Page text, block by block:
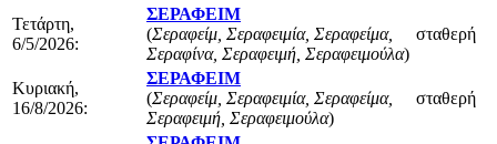
Τετάρτη,
6/5/2026:
ΣΕΡΑΦΕΙΜ
(Σεραφείμ, Σεραφειμία, Σεραφείμα,
Σεραφίνα, Σεραφειμή, Σεραφειμούλα)
σταθερή
Κυριακή,
16/8/2026:
ΣΕΡΑΦΕΙΜ
(Σεραφείμ, Σεραφειμία, Σεραφείμα,
Σεραφειμή, Σεραφειμούλα)
σταθερή